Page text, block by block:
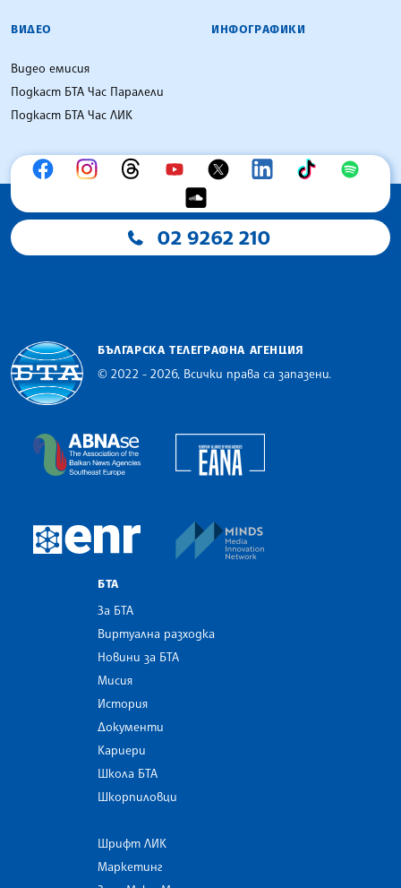
ВИДЕО
Видео емисия
Подкаст БТА Час Паралели
Подкаст БТА Час ЛИК
ИНФОГРАФИКИ
02 9262 210
БЪЛГАРСКА ТЕЛЕГРАФНА АГЕНЦИЯ
© 2022 - 2026, Всички права са запазени.
The Assocoation of the Balkan News Agencies
European Newsroom
БТА
За БТА
Виртуална разходка
Новини за БТА
Мисия
История
Документи
Кариери
Школа БТА
Шкорпиловци
Шрифт ЛИК
Маркетинг